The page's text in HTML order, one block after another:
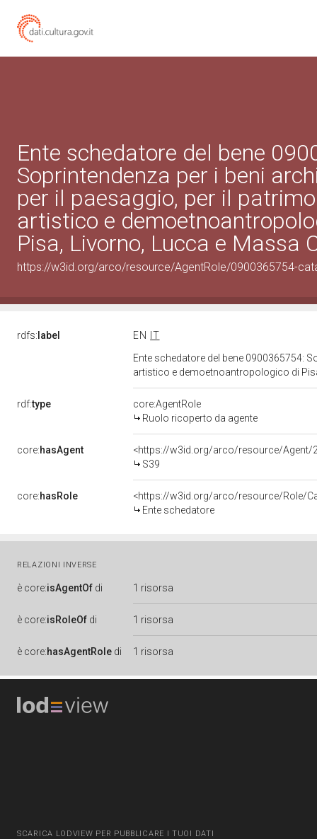
Ente schedatore del bene
Soprintendenza per i beni
per il paesaggio, per il
artistico e
Pisa, Livorno, Lucca e Massa
https://w3id.org/arco/resource/AgentRole/0900365754-
rdfs: label EN
IT
Ente schedatore del bene 0900365754:
artistico e demoetnoantropologico di
rdf:type
core:AgentRole
Ruolo ricoperto da agente
core:hasAgent
<https://w3id.org/arco/resource/Agent/
S39
core:hasRole
<https://w3id.org/arco/resource/Role/
Ente schedatore
RELAZIONI INVERSE
è core:isAgentOf di 1 risorsa
è core:isRoleOf di 1 risorsa
è core:hasAgentRole di 1 risorsa
SCARICA LODVIEW PER PUBBLICARE I TUOI DATI